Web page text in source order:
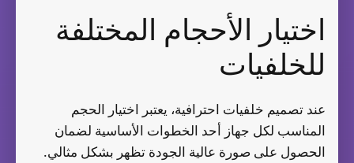
اختيار الأحجام المختلفة
للخلفيات
عند تصميم خلفيات احترافية، يعتبر اختيار الحجم
المناسب لكل جهاز أحد الخطوات الأساسية لضمان
الحصول على صورة عالية الجودة تظهر بشكل مثالي.